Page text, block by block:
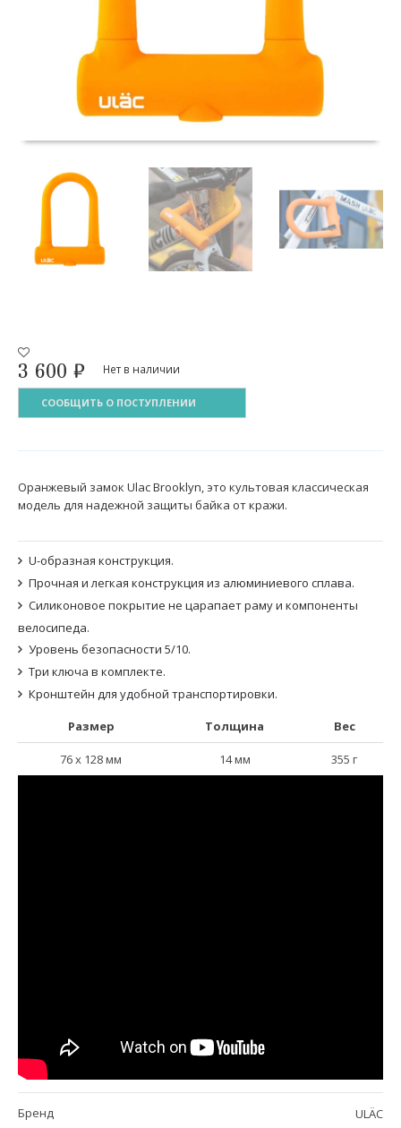
3 600 ₽ Нет в наличии
СООБЩИТЬ О ПОСТУПЛЕНИИ
Оранжевый замок Ulac Brooklyn, это культовая классическая
модель для надежной защиты байка от кражи.
U-образная конструкция.
Прочная и легкая конструкция из алюминиевого сплава.
Силиконовое покрытие не царапает раму и компоненты
велосипеда.
Уровень безопасности 5/10.
Три ключа в комплекте.
Кронштейн для удобной транспортировки.
Размер
Толщина Вес
76 х 128 мм 14 мм 355 г
Бренд ULÄC